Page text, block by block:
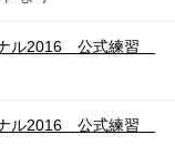
ル2016 公式練習
ル2016 公式練習